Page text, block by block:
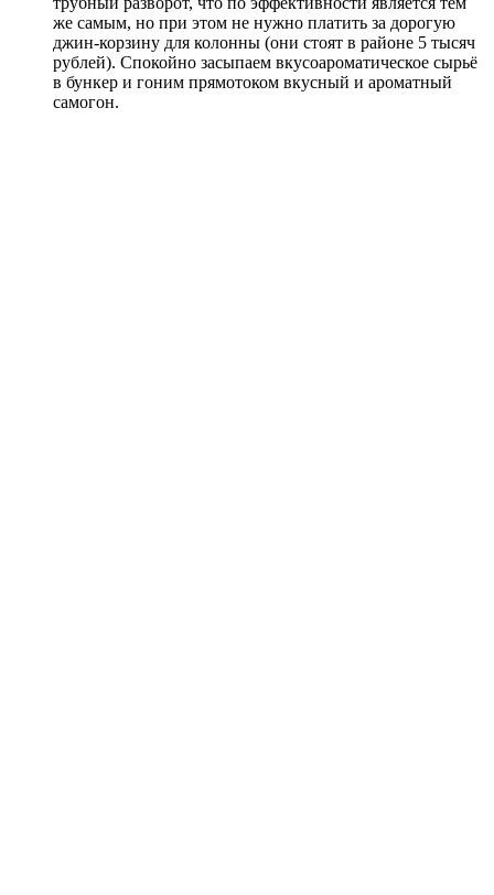
же самым, но при этом не нужно платить за дорогую
джин-корзину для колонны (они стоят в районе 5 тысяч
рублей). Спокойно засыпаем вкусоароматическое сырьё
в бункер и гоним прямотоком вкусный и ароматный
самогон.